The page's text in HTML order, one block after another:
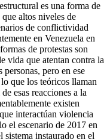
es una forma de
altos niveles de
de conflictividad
en Venezuela en
de protestas son
vida que atentan contra la
personas, pero en ese
que los teóricos llaman
esas reacciones a la
existen
interactúan violencia
el escenario de 2017 en
instaurado en el